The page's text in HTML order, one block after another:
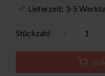
Lieferzeit: 3-5
Stückzahl -
In